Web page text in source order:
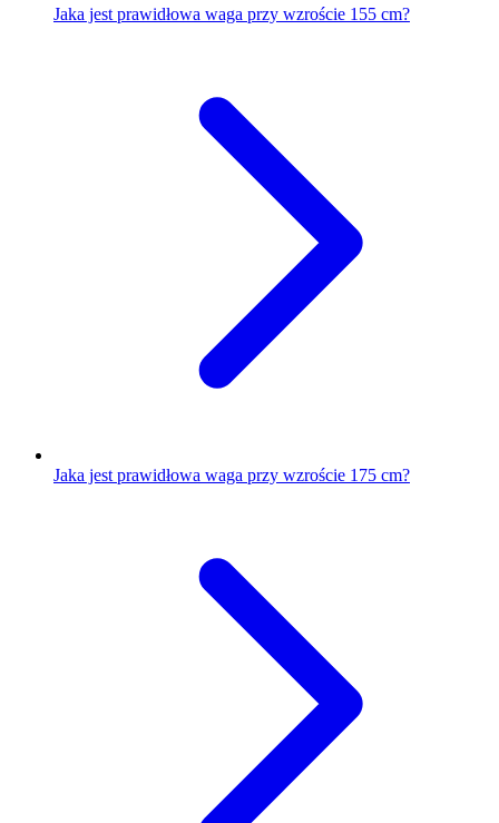
Jaka jest prawidłowa waga przy wzroście 155 cm?
Jaka jest prawidłowa waga przy wzroście 175 cm?